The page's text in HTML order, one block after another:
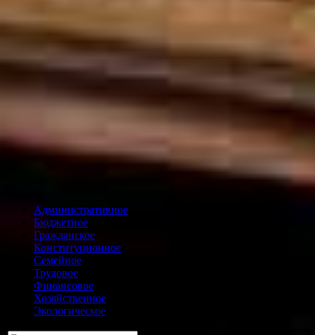
Административное
Бюджетное
Гражданское
Конституционное
Семейное
Трудовое
Финансовое
Хозяйственное
Экологическое